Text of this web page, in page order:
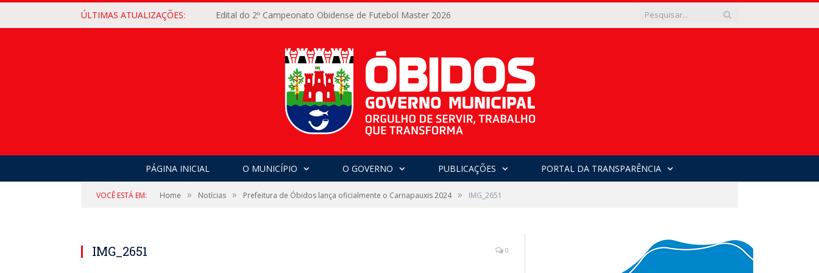
ÚLTIMAS ATUALIZAÇÕES: Edital do 2º Campeonato Obidense de Futebol Master 2026
PÁGINA INICIAL O MUNICÍPIO O GOVERNO PUBLICAÇÕES PORTAL DA TRANSPARÊNCIA
VOCÊ ESTÁ EM: Home » Notícias » Prefeitura de Óbidos lança oficialmente o Carnapauxis 2024 » IMG_2651
IMG_2651 0